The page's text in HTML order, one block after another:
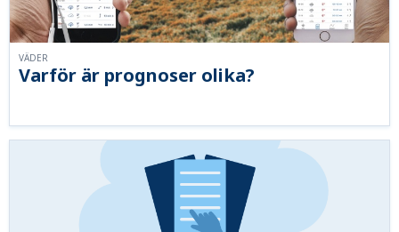
Varför är prognoser olika?
VÄDER